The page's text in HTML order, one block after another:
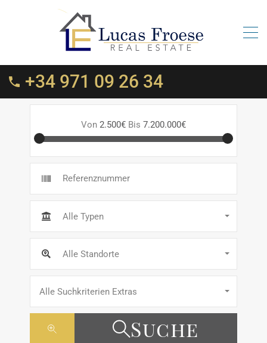
+34 971 09 26 34
Von 2.500€ Bis 7.200.000€
Alle Typen
Alle Standorte
Alle Suchkriterien Extras
Suche